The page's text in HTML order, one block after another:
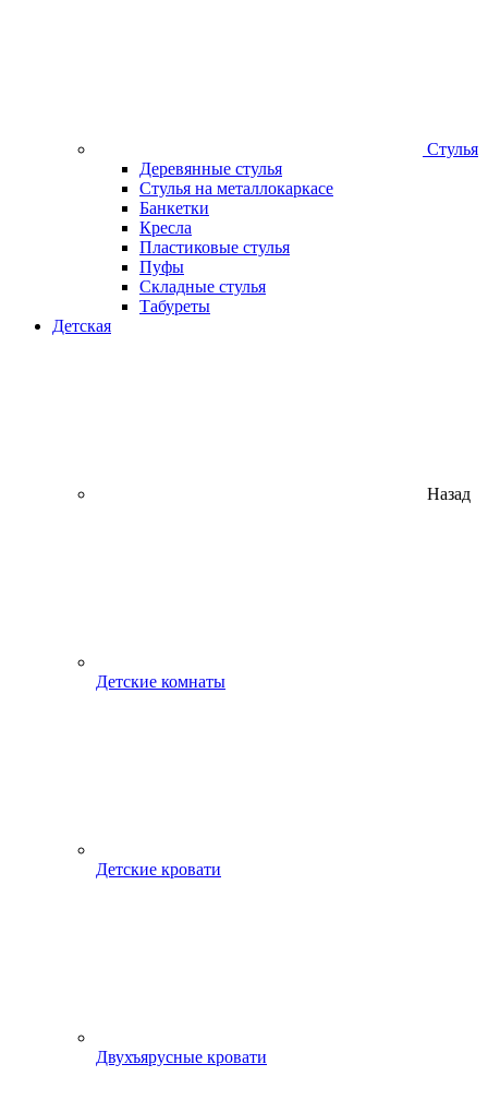
Стулья
Деревянные стулья
Стулья на металлокаркасе
Банкетки
Кресла
Пластиковые стулья
Пуфы
Складные стулья
Табуреты
Детская
Назад
Детские комнаты
Детские кровати
Двухъярусные кровати